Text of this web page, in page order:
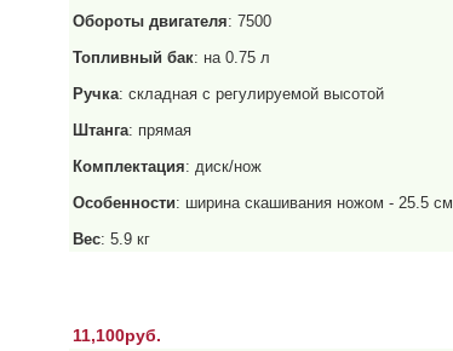
Обороты двигателя: 7500
Топливный бак: на 0.75 л
Ручка: складная с регулируемой высотой
Штанга: прямая
Комплектация: диск/нож
Особенности: ширина скашивания ножом - 25.5 см
Вес: 5.9 кг
11,100руб.